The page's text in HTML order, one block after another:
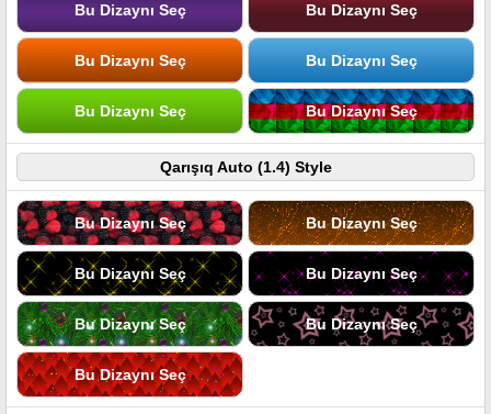
Bu Dizaynı Seç Bu Dizaynı Seç
Bu Dizaynı Seç Bu Dizaynı Seç
Bu Dizaynı Seç Bu Dizaynı Seç
Qarışıq Auto (1.4) Style
Bu Dizaynı Seç Bu Dizaynı Seç
Bu Dizaynı Seç Bu Dizaynı Seç
Bu Dizaynı Seç Bu Dizaynı Seç
Bu Dizaynı Seç